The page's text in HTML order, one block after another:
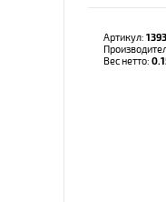
Артикул:
Вес нетто: